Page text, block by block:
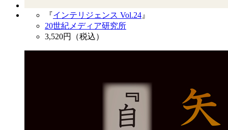
『インテリジェンス Vol.24 』
20世紀メディア研究所
3,520円（税込）